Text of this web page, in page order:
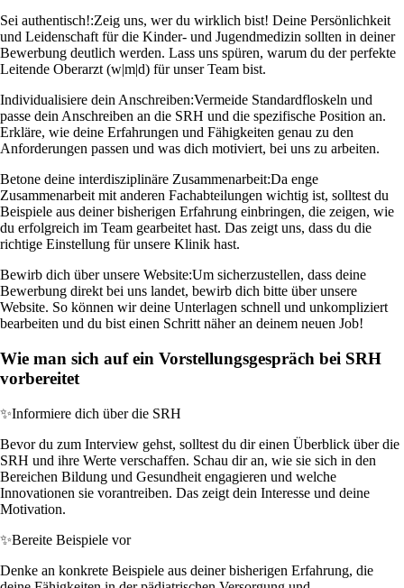
Sei authentisch!:Zeig uns, wer du wirklich bist! Deine Persönlichkeit
und Leidenschaft für die Kinder- und Jugendmedizin sollten in deiner
Bewerbung deutlich werden. Lass uns spüren, warum du der perfekte
Leitende Oberarzt (w|m|d) für unser Team bist.
Individualisiere dein Anschreiben:Vermeide Standardfloskeln und
passe dein Anschreiben an die SRH und die spezifische Position an.
Erkläre, wie deine Erfahrungen und Fähigkeiten genau zu den
Anforderungen passen und was dich motiviert, bei uns zu arbeiten.
Betone deine interdisziplinäre Zusammenarbeit:Da enge
Zusammenarbeit mit anderen Fachabteilungen wichtig ist, solltest du
Beispiele aus deiner bisherigen Erfahrung einbringen, die zeigen, wie
du erfolgreich im Team gearbeitet hast. Das zeigt uns, dass du die
richtige Einstellung für unsere Klinik hast.
Bewirb dich über unsere Website:Um sicherzustellen, dass deine
Bewerbung direkt bei uns landet, bewirb dich bitte über unsere
Website. So können wir deine Unterlagen schnell und unkompliziert
bearbeiten und du bist einen Schritt näher an deinem neuen Job!
Wie man sich auf ein Vorstellungsgespräch bei SRH
vorbereitet
✨Informiere dich über die SRH
Bevor du zum Interview gehst, solltest du dir einen Überblick über die
SRH und ihre Werte verschaffen. Schau dir an, wie sie sich in den
Bereichen Bildung und Gesundheit engagieren und welche
Innovationen sie vorantreiben. Das zeigt dein Interesse und deine
Motivation.
✨Bereite Beispiele vor
Denke an konkrete Beispiele aus deiner bisherigen Erfahrung, die